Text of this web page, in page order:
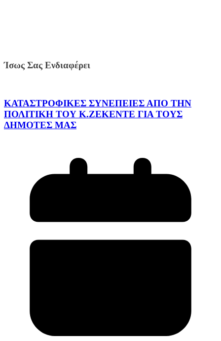
Ίσως Σας Ενδιαφέρει
ΚΑΤΑΣΤΡΟΦΙΚΕΣ ΣΥΝΕΠΕΙΕΣ ΑΠΟ ΤΗΝ
ΠΟΛΙΤΙΚΗ ΤΟΥ Κ.ΖΕΚΕΝΤΕ ΓΙΑ ΤΟΥΣ
ΔΗΜΟΤΕΣ ΜΑΣ